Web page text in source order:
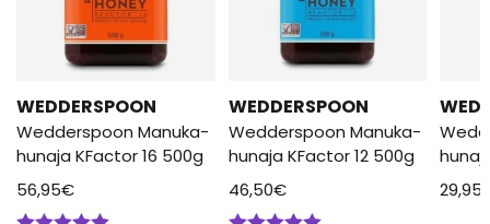
WEDDERSPOON
Wedderspoon Manuka-
hunaja KFactor 16 500g
56,95€
WEDDERSPOON
Wedderspoon Manuka-
hunaja KFactor 12 500g
46,50€
29,95